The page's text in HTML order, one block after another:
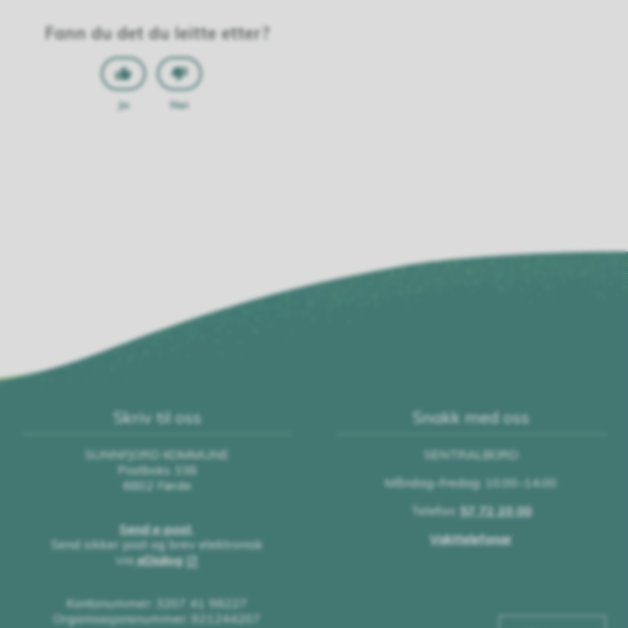
Fann du det du leitte etter?
Ja Nei
Skriv til oss
SUNNFJORD KOMMUNE
Postboks 338
6802 Førde
Send e-post
Send sikker post og brev elektronisk
viaeDialog
Kontonummer: 3207 41 98227
Organisasjonsnummer: 921244207
Snakk med oss
SENTRALBORD
Måndag–fredag: 10.00–14.00
Telefon: 57 72 20 00
Vakttelefonar